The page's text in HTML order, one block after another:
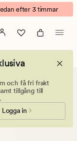
efter 3 timmar
och få fri frakt
tillgång till
in